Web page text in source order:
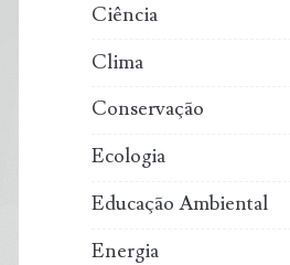
Ciência
Clima
Conservação
Ecologia
Educação Ambiental
Energia